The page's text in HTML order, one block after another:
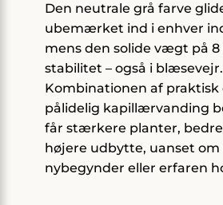
Den neutrale grå farve
ubemærket ind i enhver
mens den solide vægt på 8
stabilitet – også i blæsevejr.
Kombinationen af praktisk
pålidelig kapillærvanding
får stærkere planter,
højere udbytte, uanset om
nybegynder eller erfaren